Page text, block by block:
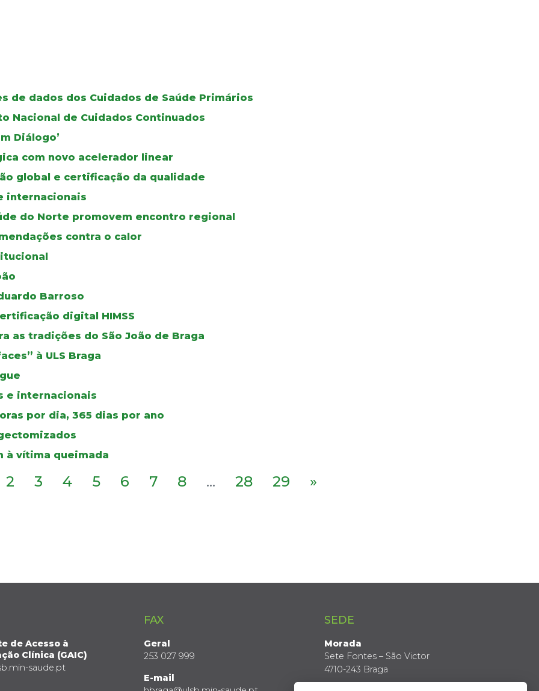
de dados dos Cuidados de Saúde Primários
Nacional de Cuidados Continuados
Diálogo’
com novo acelerador linear
global e certificação da qualidade
internacionais
do Norte promovem encontro regional
contra o calor
Barroso
digital HIMSS
as tradições do São João de Braga
à ULS Braga
e internacionais
por dia, 365 dias por ano
à vítima queimada
2 3 4 5 6 7 8 ... 28 29 »
de Acesso à
Clínica (GAIC)
saude.pt
FAX
Geral
253 027 999
E-mail
SEDE
Morada
Sete Fontes – São Victor
4710-243 Braga